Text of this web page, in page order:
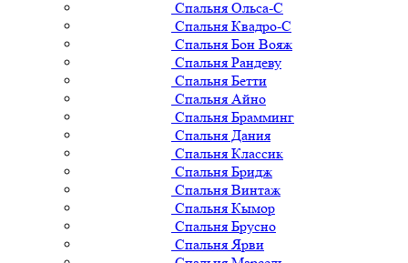
Спальня Ольса-С
Спальня Квадро-С
Спальня Бон Вояж
Спальня Рандеву
Спальня Бетти
Спальня Айно
Спальня Брамминг
Спальня Дания
Спальня Классик
Спальня Бридж
Спальня Винтаж
Спальня Кымор
Спальня Брусно
Спальня Ярви